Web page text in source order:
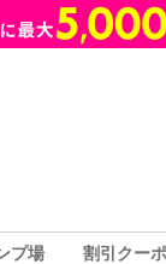
プ場 割引クー